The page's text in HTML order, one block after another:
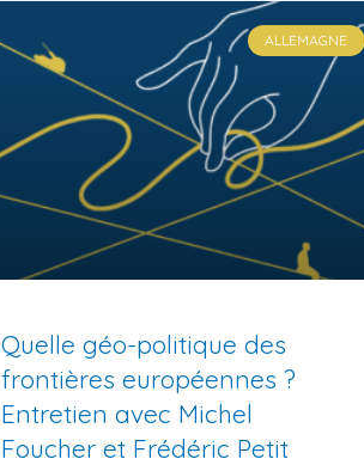
ALLEMAGNE
Quelle géo-politique des
frontières européennes ?
Entretien avec Michel
Foucher et Frédéric Petit